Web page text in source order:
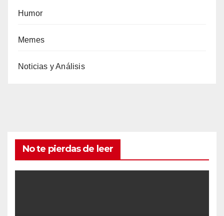
Humor
Memes
Noticias y Análisis
No te pierdas de leer